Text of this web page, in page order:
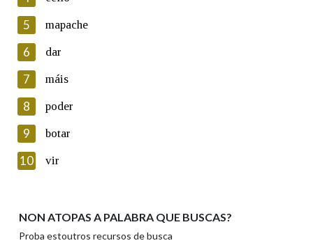
Lin e acepto as condicións da política de
Introduce o código que aparece na imaxe:
Texto de verificación
Enviar
5 mapache
6 dar
7 máis
8 poder
9 botar
10 vir
NON ATOPAS A PALABRA QUE BUSCAS?
Proba estoutros recursos de busca